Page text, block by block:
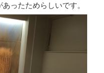
ったためらしいです。